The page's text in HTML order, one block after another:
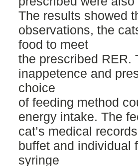
The results showed
observations, the
food to meet
the prescribed RER.
inappetence and
choice
of feeding method
energy intake. The
cat’s medical
buffet and individual
syringe